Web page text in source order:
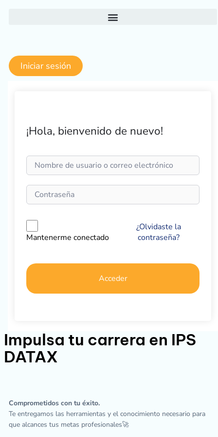
Iniciar sesión
¡Hola, bienvenido de nuevo!
Mantenerme conectado
¿Olvidaste la
contraseña?
Acceder
Impulsa tu carrera en IPS
DATAX
Comprometidos con tu éxito.
Te entregamos las herramientas y el conocimiento necesario para
que alcances tus metas profesionales🚀